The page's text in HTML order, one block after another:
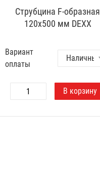
Струбцина F-образная
120х500 мм DEXX
Вариант
оплаты